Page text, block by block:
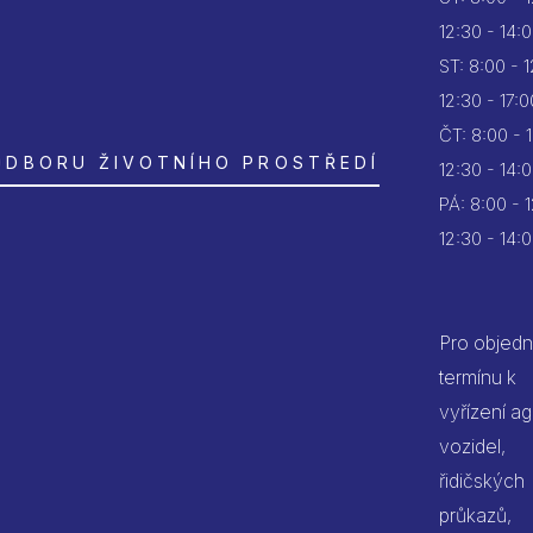
ŽIVOTNÍHO PROSTŘEDÍ
12:30 -
ST: 8:00 -
12:30 -
ČT: 8:00 -
12:30 -
PÁ: 8:00 -
12:30 -
Pro
termínu k
vyřízení
vozidel,
řidičských
průkazů,